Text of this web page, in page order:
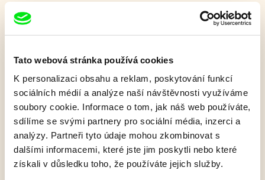
Tato webová stránka používá cookies
K personalizaci obsahu a reklam, poskytování funkcí
sociálních médií a analýze naší návštěvnosti využíváme
soubory cookie. Informace o tom, jak náš web používáte,
sdílíme se svými partnery pro sociální média, inzerci a
analýzy. Partneři tyto údaje mohou zkombinovat s
dalšími informacemi, které jste jim poskytli nebo které
získali v důsledku toho, že používáte jejich služby.
Táta Walter nevypadá jako akční hrdina, jeho děti z něj ale
hrdinu udělají.
Film bohužel není dostupný :(
Omlouváme se, ale tento titul není ve vaší zemi k
dispozici.